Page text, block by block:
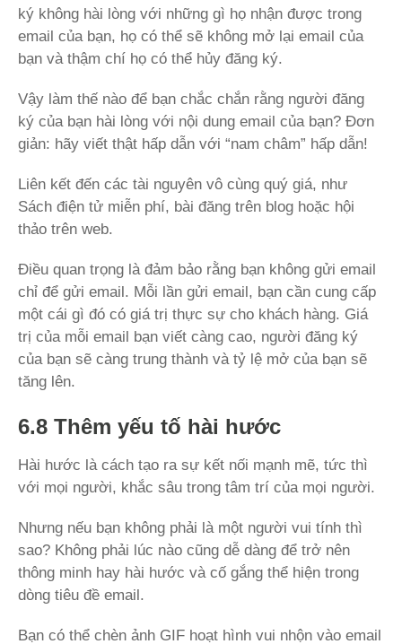
ký không hài lòng với những gì họ nhận được trong
email của bạn, họ có thể sẽ không mở lại email của
bạn và thậm chí họ có thể hủy đăng ký.
Vậy làm thế nào để bạn chắc chắn rằng người đăng
ký của bạn hài lòng với nội dung email của bạn? Đơn
giản: hãy viết thật hấp dẫn với “nam châm” hấp dẫn!
Liên kết đến các tài nguyên vô cùng quý giá, như
Sách điện tử miễn phí, bài đăng trên blog hoặc hội
thảo trên web.
Điều quan trọng là đảm bảo rằng bạn không gửi email
chỉ để gửi email. Mỗi lần gửi email, bạn cần cung cấp
một cái gì đó có giá trị thực sự cho khách hàng. Giá
trị của mỗi email bạn viết càng cao, người đăng ký
của bạn sẽ càng trung thành và tỷ lệ mở của bạn sẽ
tăng lên.
6.8 Thêm yếu tố hài hước
Hài hước là cách tạo ra sự kết nối mạnh mẽ, tức thì
với mọi người, khắc sâu trong tâm trí của mọi người.
Nhưng nếu bạn không phải là một người vui tính thì
sao? Không phải lúc nào cũng dễ dàng để trở nên
thông minh hay hài hước và cố gắng thể hiện trong
dòng tiêu đề email.
Bạn có thể chèn ảnh GIF hoạt hình vui nhộn vào email